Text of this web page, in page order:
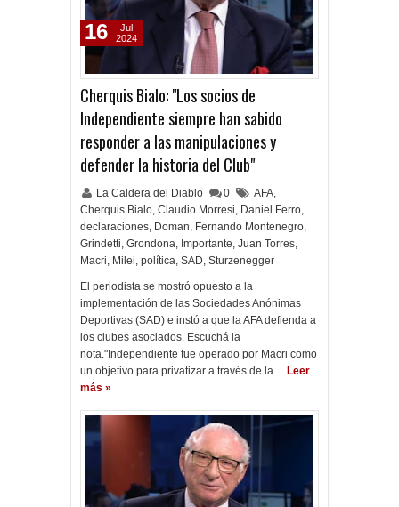
Cherquis Bialo: "Los socios de
Independiente siempre han sabido
responder a las manipulaciones y
defender la historia del Club"
La Caldera del Diablo 0 AFA,
Cherquis Bialo, Claudio Morresi, Daniel Ferro,
declaraciones, Doman, Fernando Montenegro,
Grindetti, Grondona, Importante, Juan Torres,
Macri, Milei, política, SAD, Sturzenegger
El periodista se mostró opuesto a la
implementación de las Sociedades Anónimas
Deportivas (SAD) e instó a que la AFA defienda a
los clubes asociados. Escuchá la
nota."Independiente fue operado por Macri como
un objetivo para privatizar a través de la… Leer
más »
16
Jul
2024